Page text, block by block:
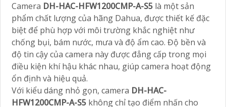
Camera DH-HAC-HFW1200CMP-A-S5 là một sản
phẩm chất lượng của hãng Dahua, được thiết kế đặc
biệt để phù hợp với môi trường khắc nghiệt như
chống bụi, bám nước, mưa và độ ẩm cao. Độ bền và
độ tin cậy của camera này được đẳng cấp trong mọi
điều kiện khí hậu khác nhau, giúp camera hoạt động
ổn định và hiệu quả.
Với kiểu dáng nhỏ gọn, camera DH-HAC-
HFW1200CMP-A-S5 không chỉ tạo điểm nhấn cho